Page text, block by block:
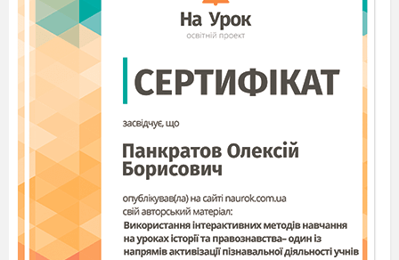
яскравішою, сповнюється барвами життя.
― А що допомагає композиторові
намалювати яскравий музичний образ?
(Звучання різних інструментів, темп,
динаміка).
Подача нового матеріалу
4 .1. Розповідь вчителя
―
Якби музику виконували лише на
фортепіано або тільки співали, то це було б
зовсім одноманітно та нецікаво. Люди вигадали